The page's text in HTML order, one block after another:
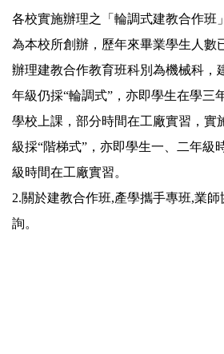
各校實施辦理之「輪調式建教合作班
為本校所創辦，歷年來畢業學生人數
辦理建教合作教育班科別為機械科，
年級仍採“輪調式”，亦即學生在學三
學校上課，部分時間在工廠實習，實
級採“階梯式”，亦即學生一、二年級
級時間在工廠實習。
2.關於建教合作班,產學攜手專班,業
詢。